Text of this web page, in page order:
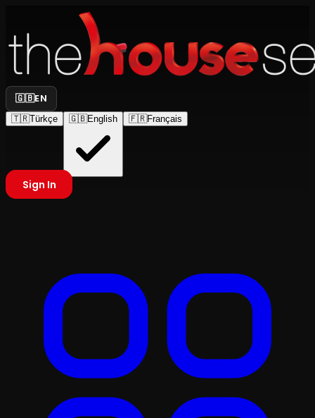
🇬🇧EN
🇹🇷Türkçe 🇬🇧English 🇫🇷Français
Sign In